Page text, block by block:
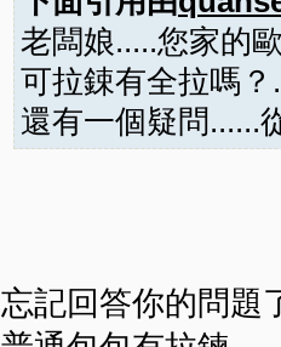
老闆娘.....您家的
可拉鋉有全拉嗎？
還有一個疑問......
忘記回答你的問題